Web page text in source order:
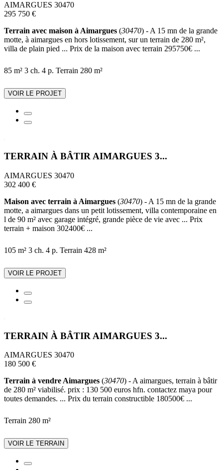
AIMARGUES 30470
295 750 €
Terrain avec maison à Aimargues (30470) - A 15 mn de la grande
motte, à aimargues en hors lotissement, sur un terrain de 280 m²,
villa de plain pied ... Prix de la maison avec terrain 295750€ ...
85 m² 3 ch. 4 p. Terrain 280 m²
VOIR LE PROJET
TERRAIN À BÂTIR AIMARGUES 3...
AIMARGUES 30470
302 400 €
Maison avec terrain à Aimargues (30470) - A 15 mn de la grande
motte, a aimargues dans un petit lotissement, villa contemporaine en
l de 90 m² avec garage intégré, grande pièce de vie avec ... Prix
terrain + maison 302400€ ...
105 m² 3 ch. 4 p. Terrain 428 m²
VOIR LE PROJET
TERRAIN À BÂTIR AIMARGUES 3...
AIMARGUES 30470
180 500 €
Terrain à vendre Aimargues (30470) - A aimargues, terrain à bâtir
de 280 m² viabilisé. prix : 130 500 euros hfn. contactez maya pour
toutes demandes. ... Prix du terrain constructible 180500€ ...
Terrain 280 m²
VOIR LE TERRAIN